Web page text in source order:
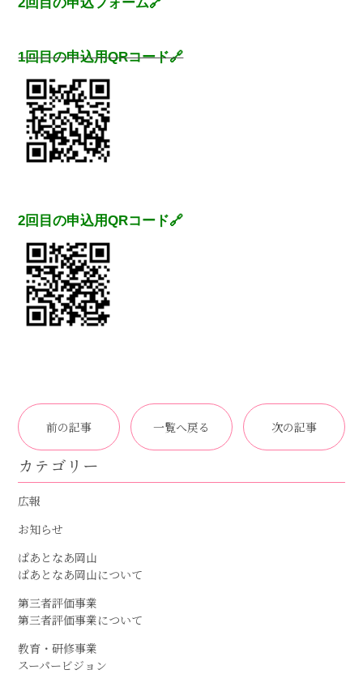
2回目の申込フォーム🔗
1回目の申込用QRコード🔗
2回目の申込用QRコード🔗
前の記事 一覧へ戻る 次の記事
カテゴリー
広報
お知らせ
ぱあとなあ岡山
ぱあとなあ岡山について
第三者評価事業
第三者評価事業について
教育・研修事業
スーパービジョン